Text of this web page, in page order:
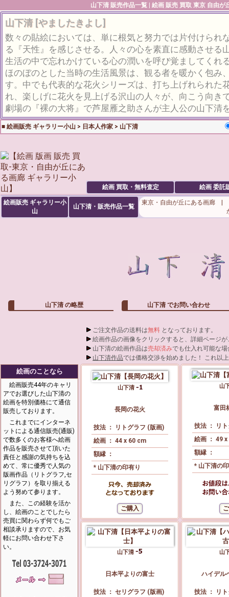
山下清販売作品一覧 | 絵画 販売 買取 東京 自由が
山下清 [やましたきよし]
数々の貼絵においては、単に根気と努力では片付けられ
る『天性』を感じさせる。人々の心を素直に感動させる
生活の中で忘れかけている心の潤いを呼び覚ましてくれ
ほのぼのとした当時の生活風景は、観る者を暖かく包み
す。中でも代表的な花火シリーズは、打ち上げれられた
れ、楽しげに花火を見上げる沢山の人々が、向こう向き
劇場の『裸の大将』で芦屋雁之助さんが主人公の山下清
■ 絵画販売 ギャラリー小山 > 日本人作家 > 山下清
絵画 買取・無料査定 絵画 委託
絵画販売 ギャラリー小
山
山下清・販売作品一覧
東京・自由が丘にある画廊 |
山下清の略歴 山下清でお問い合わせ
ご注文作品の送料は無料 となっております。
絵画作品の画像をクリックすると、詳細ページ
山下清の絵画作品は売却済みでも仕入れ可能な
山下清作品では価格交渉を始めました！ これ以
絵画のことなら
絵画販売44年のキャリ
アでお選びした山下清の
絵画を特別価格にて通信
販売しております。
これまでにインターネ
ットによる通信販売(通販)
で数多くのお客様へ絵画
作品を販売させて頂いた
責任と感謝の気持ちを込
めて、常に優秀で人気の
版画作品（リトグラフ,セ
リグラフ）を取り揃える
よう努めて参ります。
また、この経験を活か
し、絵画のことでしたら
売買に関わらず何でもご
相談承りますので、お気
軽にお問い合わせ下さ
い。
山下清
長岡の花火
技法 ： リトグラフ (版画)
絵画 ： 44 x 60 cm
額縁 ：
* 山下清の印有り
山
富田
技法 ： リ
絵画 ： 49
額縁 ：
* 山下清の
山下清
日本平よりの富士
技法 ： セリグラフ (版画)
山
ハイデル
技法 ： リ